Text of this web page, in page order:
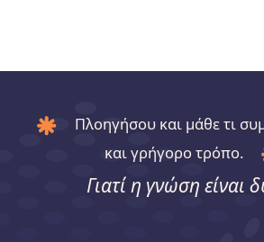
Πλοηγήσου και μάθε τι
και γρήγορο τρόπο.
Γιατί η γνώση είναι